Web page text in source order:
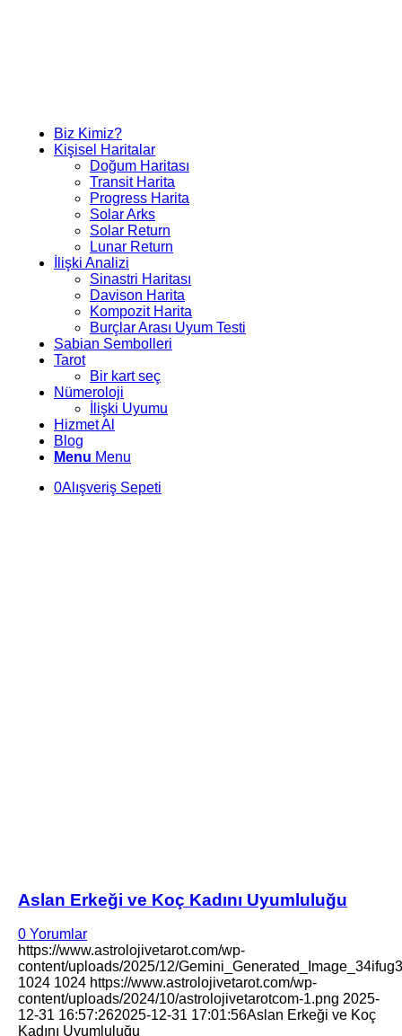
Biz Kimiz?
Kişisel Haritalar
Doğum Haritası
Transit Harita
Progress Harita
Solar Arks
Solar Return
Lunar Return
İlişki Analizi
Sinastri Haritası
Davison Harita
Kompozit Harita
Burçlar Arası Uyum Testi
Sabian Sembolleri
Tarot
Bir kart seç
Nümeroloji
İlişki Uyumu
Hizmet Al
Blog
Menu Menu
0Alışveriş Sepeti
Aslan Erkeği ve Koç Kadını Uyumluluğu
0 Yorumlar
https://www.astrolojivetarot.com/wp-
content/uploads/2025/12/
1024 1024 https://www.astrolojivetarot.com/wp-
content/uploads/2024/10/astrolojivetarotcom-1.png 2025-
12-31 16:57:262025-12-31 17:01:56Aslan Erkeği ve Koç
Kadını Uyumluluğu